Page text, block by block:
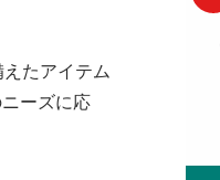
たアイテム
ーズに応